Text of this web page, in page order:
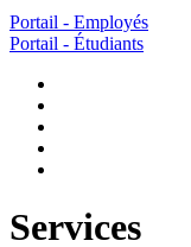
Portail - Employés
Portail - Étudiants
Services